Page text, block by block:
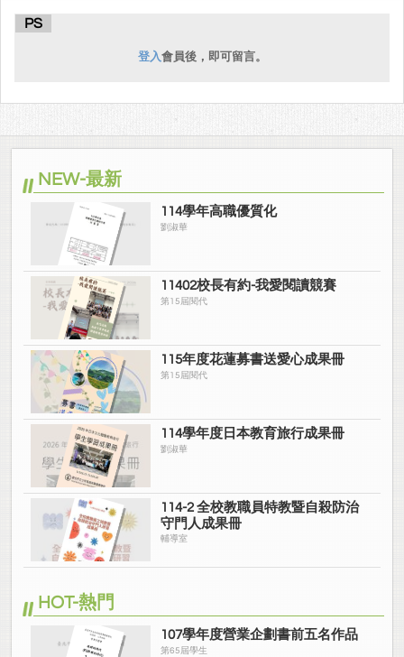
PS
登入會員後，即可留言。
NEW-最新
114學年高職優質化
劉淑華
11402校長有約-我愛閱讀競賽
第15屆閱代
115年度花蓮募書送愛心成果冊
第15屆閱代
114學年度日本教育旅行成果冊
劉淑華
114-2 全校教職員特教暨自殺防治
守門人成果冊
輔導室
HOT-熱門
107學年度營業企劃書前五名作品
第65屆學生